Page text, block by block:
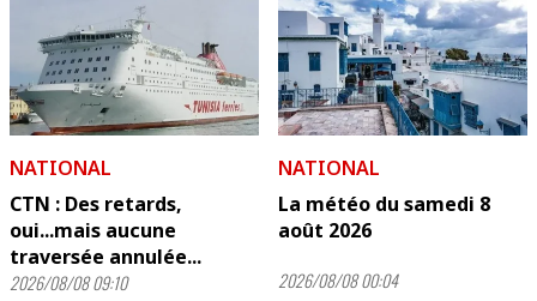
NATIONAL
CTN : Des retards,
oui...mais aucune
traversée annulée...
2026/08/08 09:10
NATIONAL
La météo du samedi 8
août 2026
2026/08/08 00:04